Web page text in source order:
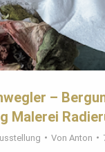
–
Malerei
Von Anton